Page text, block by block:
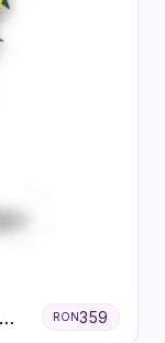
RON359